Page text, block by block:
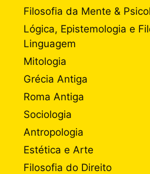
Filosofia da Mente &
Lógica, Epistemologia e
Linguagem
Mitologia
Grécia Antiga
Roma Antiga
Sociologia
Antropologia
Estética e Arte
Filosofia do Direito